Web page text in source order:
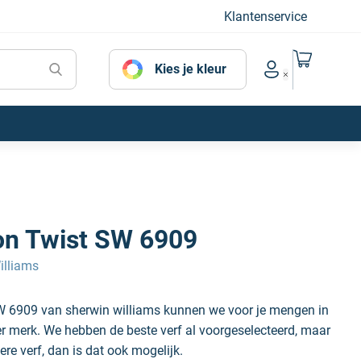
Klantenservice
Kies je kleur
Account menu
Naar mijn
Twist SW 6909
6909 van sherwin williams kunnen we voor je mengen in
merk. We hebben de beste verf al voorgeselecteerd, maar
verf, dan is dat ook mogelijk.